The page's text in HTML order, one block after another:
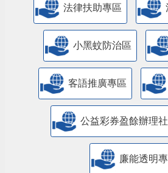
法律扶助專區
小黑蚊防治區
客語推廣專區
公益彩券盈餘辦理
廉能透明